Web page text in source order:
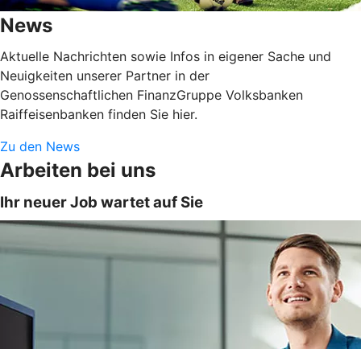
News
Aktuelle Nachrichten sowie Infos in eigener Sache und
Neuigkeiten unserer Partner in der
Genossenschaftlichen FinanzGruppe Volksbanken
Raiffeisenbanken finden Sie hier.
Zu den News
Arbeiten bei uns
Ihr neuer Job wartet auf Sie